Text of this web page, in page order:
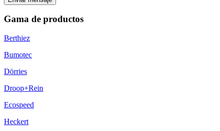
Gama de productos
Berthiez
Bumotec
Dörries
Droop+Rein
Ecospeed
Heckert